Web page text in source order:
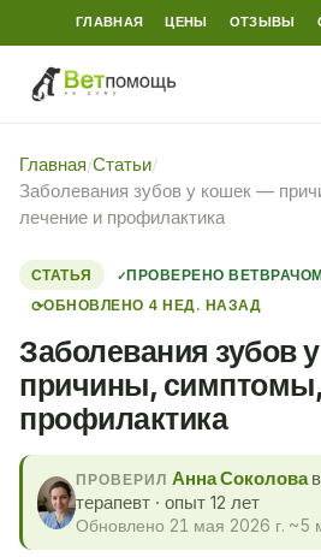
ГЛАВНАЯ ЦЕНЫ ОТЗЫВЫ
Главная/Статьи/
Заболевания зубов у кошек —
лечение и профилактика
СТАТЬЯ
ПРОВЕРЕНО
⟳ОБНОВЛЕНО 4 НЕД. НАЗАД
Заболевания зубов
причины,
профилактика
ПРОВЕРИЛ Анна Соколова
терапевт · опыт 12 лет
Обновлено 21 мая 2026 г. ~5